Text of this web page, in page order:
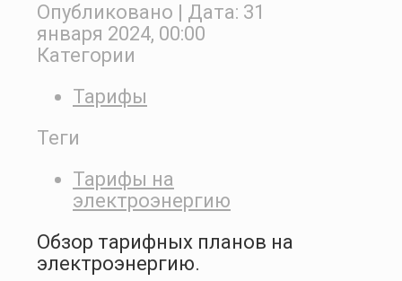
Опубликовано | Дата: 31
января 2024, 00:00
Категории
Тарифы
Теги
Тарифы на
электроэнергию
Обзор тарифных планов на
электроэнергию.